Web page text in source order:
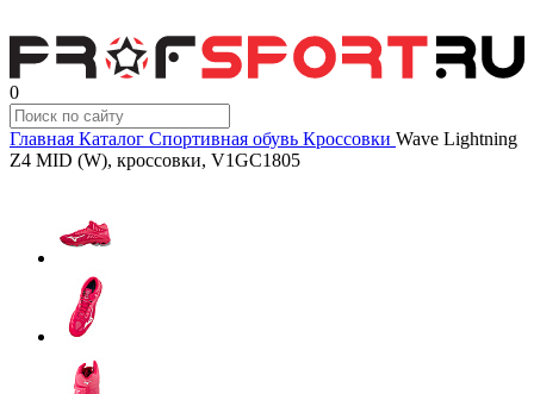
0
Главная Каталог Спортивная обувь Кроссовки Wave Lightning
Z4 MID (W), кроссовки, V1GC1805